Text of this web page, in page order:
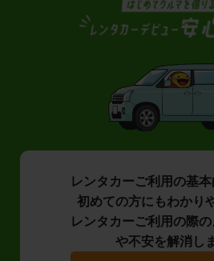
レンタカーご利用の基本
初めての方にもわかり
レンタカーご利用の際
や不安を解消し